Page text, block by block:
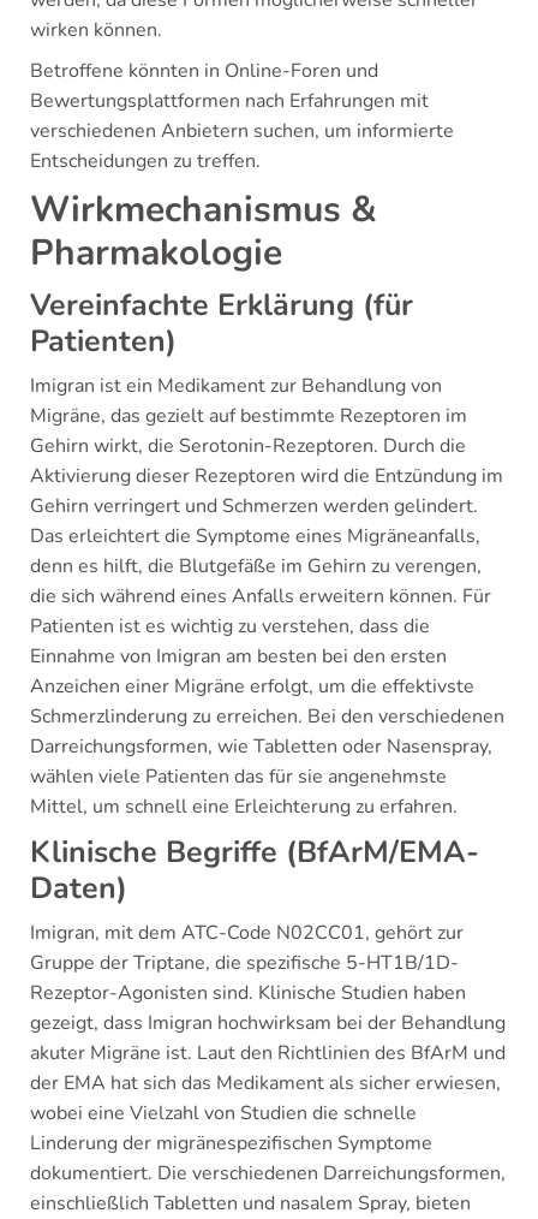
wirken können.
Betroffene könnten in Online-Foren und
Bewertungsplattformen nach Erfahrungen mit
verschiedenen Anbietern suchen, um informierte
Entscheidungen zu treffen.
Wirkmechanismus &
Pharmakologie
Vereinfachte Erklärung (für
Patienten)
Imigran ist ein Medikament zur Behandlung von
Migräne, das gezielt auf bestimmte Rezeptoren im
Gehirn wirkt, die Serotonin-Rezeptoren. Durch die
Aktivierung dieser Rezeptoren wird die Entzündung im
Gehirn verringert und Schmerzen werden gelindert.
Das erleichtert die Symptome eines Migräneanfalls,
denn es hilft, die Blutgefäße im Gehirn zu verengen,
die sich während eines Anfalls erweitern können. Für
Patienten ist es wichtig zu verstehen, dass die
Einnahme von Imigran am besten bei den ersten
Anzeichen einer Migräne erfolgt, um die effektivste
Schmerzlinderung zu erreichen. Bei den verschiedenen
Darreichungsformen, wie Tabletten oder Nasenspray,
wählen viele Patienten das für sie angenehmste
Mittel, um schnell eine Erleichterung zu erfahren.
Klinische Begriffe (BfArM/EMA-
Daten)
Imigran, mit dem ATC-Code N02CC01, gehört zur
Gruppe der Triptane, die spezifische 5-HT1B/1D-
Rezeptor-Agonisten sind. Klinische Studien haben
gezeigt, dass Imigran hochwirksam bei der Behandlung
akuter Migräne ist. Laut den Richtlinien des BfArM und
der EMA hat sich das Medikament als sicher erwiesen,
wobei eine Vielzahl von Studien die schnelle
Linderung der migränespezifischen Symptome
dokumentiert. Die verschiedenen Darreichungsformen,
einschließlich Tabletten und nasalem Spray, bieten